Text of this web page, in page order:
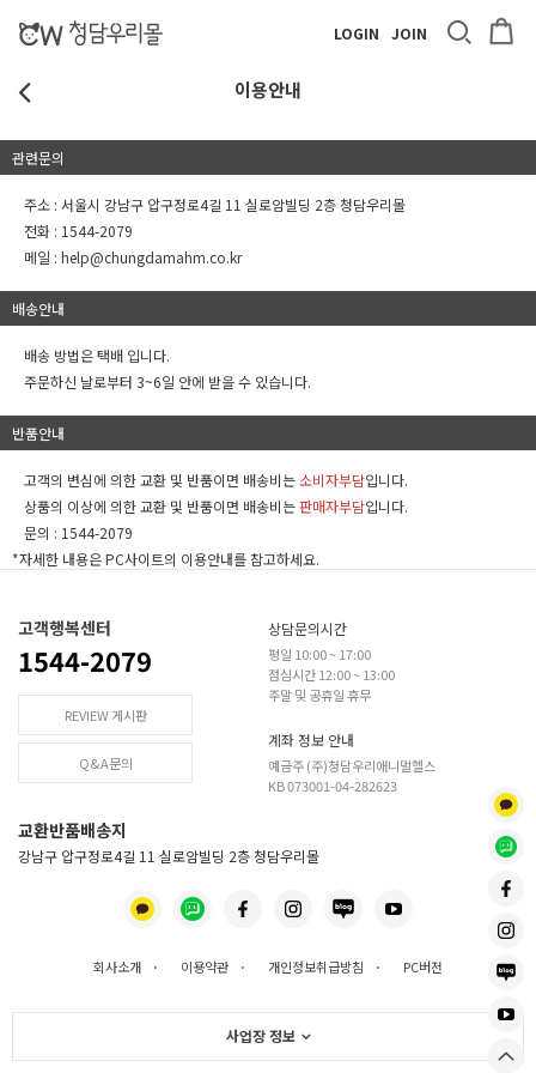
LOGIN JOIN
이용안내
관련문의
주소 : 서울시 강남구 압구정로4길 11 실로암빌딩 2층 청담우리몰
전화 : 1544-2079
메일 : help@chungdamahm.co.kr
배송안내
배송 방법은 택배 입니다.
주문하신 날로부터 3~6일 안에 받을 수 있습니다.
반품안내
고객의 변심에 의한 교환 및 반품이면 배송비는소비자부담입니다.
상품의 이상에 의한 교환 및 반품이면 배송비는판매자부담입니다.
문의 : 1544-2079
*자세한 내용은 PC사이트의 이용안내를 참고하세요.
고객행복센터
1544-2079
REVIEW 게시판
Q&A문의
상담문의시간
평일 10:00 ~ 17:00
점심시간 12:00 ~ 13:00
주말 및 공휴일 휴무
계좌 정보 안내
예금주 (주)청담우리애니멀헬스
KB 073001-04-282623
교환반품배송지
강남구 압구정로4길 11 실로암빌딩 2층 청담우리몰
회사소개 · 이용약관 · 개인정보취급방침 · PC버전
사업장 정보